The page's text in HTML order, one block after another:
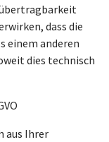
dass die
einem anderen
dies technisch
aus Ihrer